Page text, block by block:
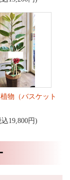
物（バスケット
19,800円)